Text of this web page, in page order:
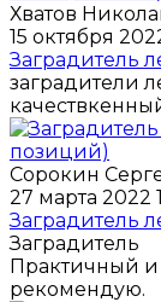
Хватов
15 октября
Заградитель
заградители
Сорокин
27 марта 2022
Заградитель
Заградитель
Практичный и
рекомендую.